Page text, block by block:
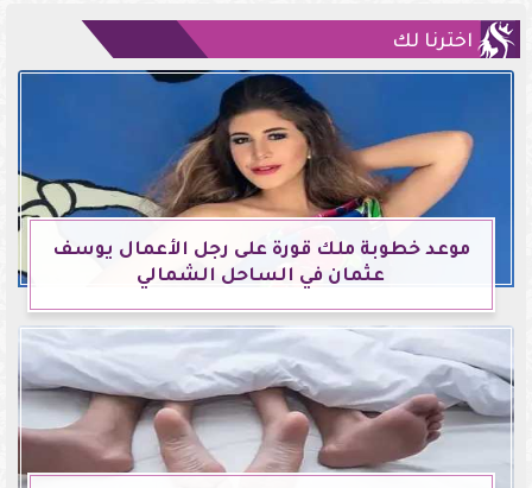
اخترنا لك
موعد خطوبة ملك قورة على رجل الأعمال يوسف
عثمان في الساحل الشمالي